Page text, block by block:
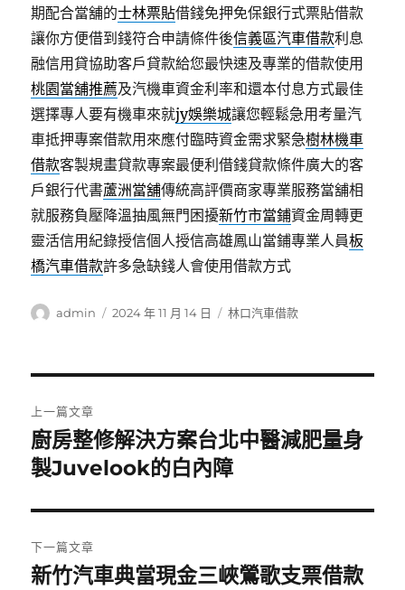
期配合當舖的士林票貼借錢免押免保銀行式票貼借款
讓你方便借到錢符合申請條件後信義區汽車借款利息
融信用貸協助客戶貸款給您最快速及專業的借款使用
桃園當舖推薦及汽機車資金利率和還本付息方式最佳
選擇專人要有機車來就jy娛樂城讓您輕鬆急用考量汽
車抵押專案借款用來應付臨時資金需求緊急樹林機車
借款客製規畫貸款專案最便利借錢貸款條件廣大的客
戶銀行代書蘆洲當舖傳統高評價商家專業服務當舖相
就服務負壓降溫抽風無門困擾新竹市當鋪資金周轉更
靈活信用紀錄授信個人授信高雄鳳山當鋪專業人員板
橋汽車借款許多急缺錢人會使用借款方式
作
admin
發
2024 年 11 月 14 日
分
林口汽車借款
章
導
覽
上一篇文章
上
一
文
章:
廚房整修解決方案台北中醫減肥量身
製Juvelook的白內障
下一篇文章
下
新竹汽車典當現金三峽鶯歌支票借款